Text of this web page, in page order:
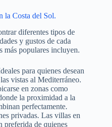
la Costa del Sol.
diferentes tipos de
y gustos de cada
más populares incluyen.
para quienes desean
vistas al Mediterráneo.
en zonas como
la proximidad a la
perfectamente.
privadas. Las villas en
preferida de quienes